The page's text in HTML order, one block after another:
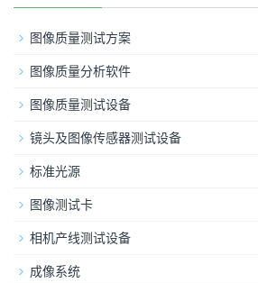
图像质量测试方案
图像质量分析软件
图像质量测试设备
镜头及图像传感器测试设备
标准光源
图像测试卡
相机产线测试设备
成像系统